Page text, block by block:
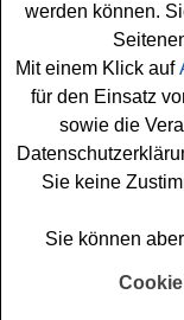
werden können.
Mit einem Klick auf
für den Einsatz
sowie die
Sie keine
Sie können